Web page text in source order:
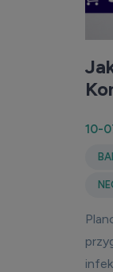
10-